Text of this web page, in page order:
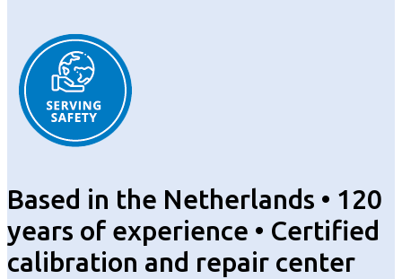
Based in the Netherlands • 120
years of experience • Certified
calibration and repair center